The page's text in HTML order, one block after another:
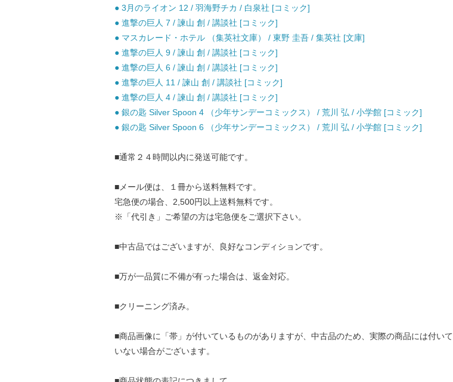
● 3月のライオン 12 / 羽海野チカ / 白泉社 [コミック]
● 進撃の巨人 7 / 諫山 創 / 講談社 [コミック]
● マスカレード・ホテル （集英社文庫） / 東野 圭吾 / 集英社 [文庫]
● 進撃の巨人 9 / 諫山 創 / 講談社 [コミック]
● 進撃の巨人 6 / 諫山 創 / 講談社 [コミック]
● 進撃の巨人 11 / 諫山 創 / 講談社 [コミック]
● 進撃の巨人 4 / 諫山 創 / 講談社 [コミック]
● 銀の匙 Silver Spoon 4 （少年サンデーコミックス） / 荒川 弘 / 小学館 [コミック]
● 銀の匙 Silver Spoon 6 （少年サンデーコミックス） / 荒川 弘 / 小学館 [コミック]
■通常２４時間以内に発送可能です。
■メール便は、１冊から送料無料です。
宅急便の場合、2,500円以上送料無料です。
※「代引き」ご希望の方は宅急便をご選択下さい。
■中古品ではございますが、良好なコンディションです。
■万が一品質に不備が有った場合は、返金対応。
■クリーニング済み。
■商品画像に「帯」が付いているものがありますが、中古品のため、実際の商品には付いて
いない場合がございます。